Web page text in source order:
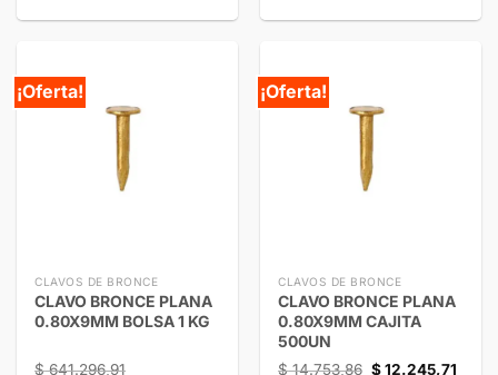
¡Oferta!
CLAVOS DE BRONCE
CLAVO BRONCE PLANA
0.80X9MM BOLSA 1 KG
$641.296,91
¡Oferta!
CLAVOS DE BRONCE
CLAVO BRONCE PLANA
0.80X9MM CAJITA
500UN
$14.753,86 $12.245,71